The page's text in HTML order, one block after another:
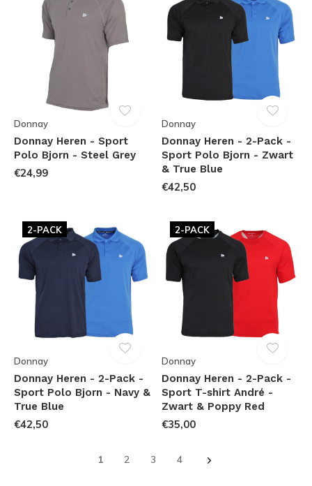
Donnay
Donnay Heren - Sport
Polo Bjorn - Steel Grey
€24,99
Donnay
Donnay Heren - 2-Pack -
Sport Polo Bjorn - Zwart
& True Blue
€42,50
2-PACK
Donnay
Donnay Heren - 2-Pack -
Sport Polo Bjorn - Navy &
True Blue
€42,50
2-PACK
Donnay
Donnay Heren - 2-Pack -
Sport T-shirt André -
Zwart & Poppy Red
€35,00
1 2 3 4